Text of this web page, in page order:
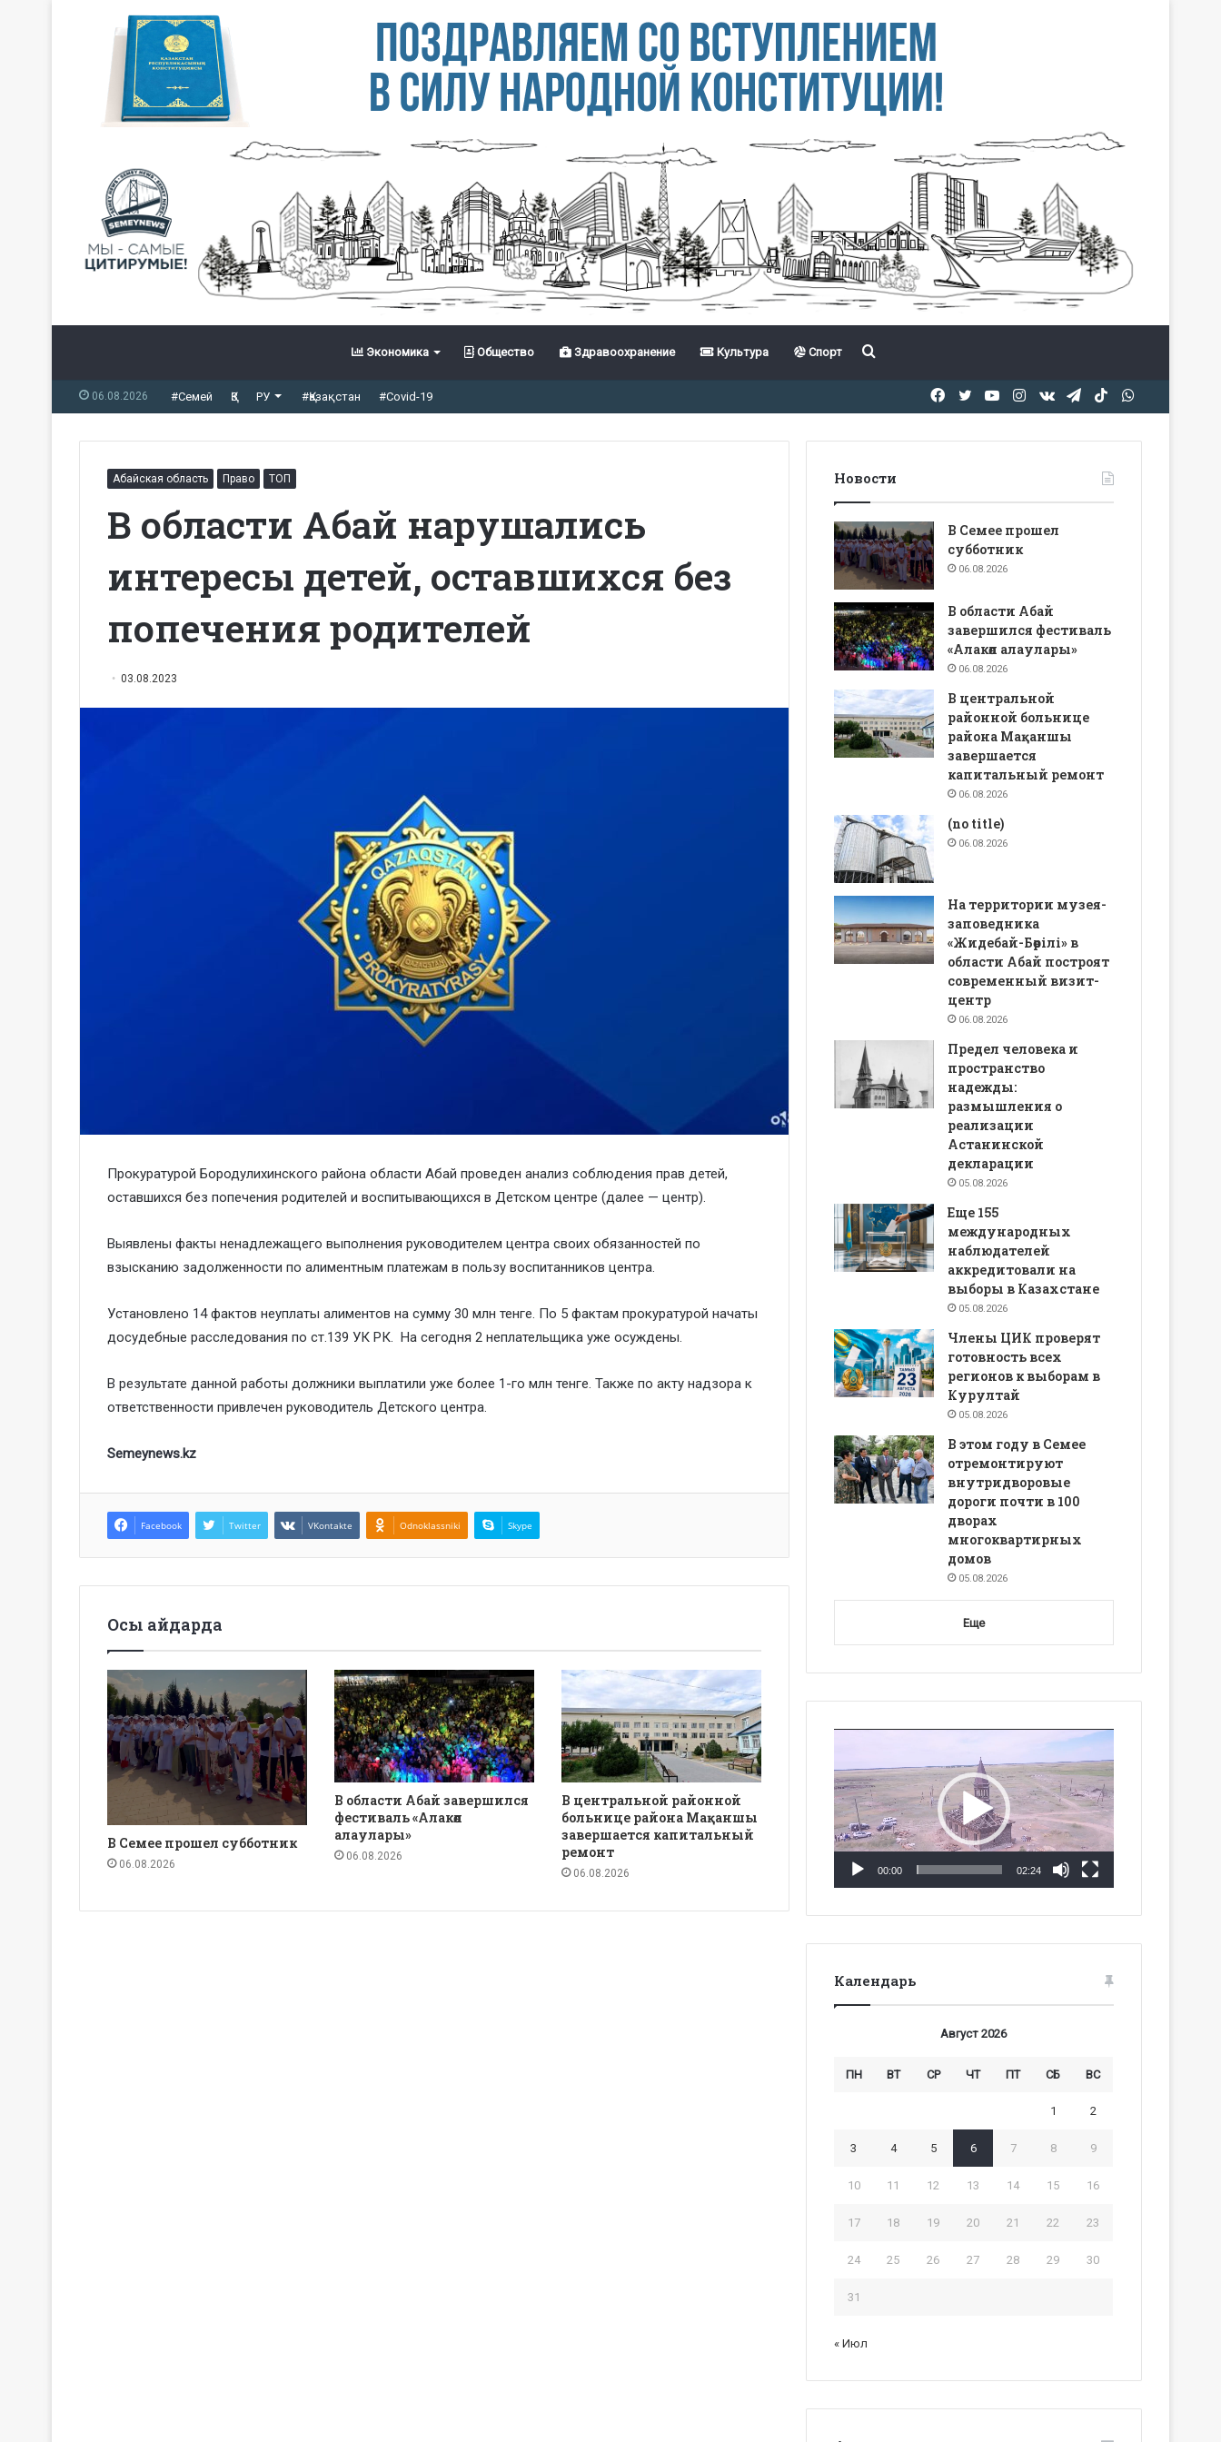
Экономика Общество Здравоохранение Культура Спорт Іздеу
06.08.2026 #Семей ҚЗ РУ #Қазақстан #Covid-19 TikTok
Telegram
vk.com
Instagram
YouTube
Twitter
Facebook
Абайская область Право ТОП
В области Абай нарушались
интересы детей, оставшихся без
попечения родителей
03.08.2023
Прокуратурой Бородулихинского района области Абай проведен анализ соблюдения прав детей,
оставшихся без попечения родителей и воспитывающихся в Детском центре (далее — центр).
Выявлены факты ненадлежащего выполнения руководителем центра своих обязанностей по
взысканию задолженности по алиментным платежам в пользу воспитанников центра.
Установлено 14 фактов неуплаты алиментов на сумму 30 млн тенге. По 5 фактам прокуратурой начаты
досудебные расследования по ст.139 УК РК. На сегодня 2 неплательщика уже осуждены.
В результате данной работы должники выплатили уже более 1-го млн тенге. Также по акту надзора к
ответственности привлечен руководитель Детского центра.
Semeynews.kz
Facebook Twitter VKontakte Odnoklassniki Skype
Осы айдарда
В Семее прошел субботник
06.08.2026
В области Абай завершился
фестиваль «Алакөл
алаулары»
06.08.2026
В центральной районной
больнице района Мақаншы
завершается капитальный
ремонт
06.08.2026
Новости
В Семее прошел
субботник
06.08.2026
В области Абай
завершился фестиваль
«Алакөл алаулары»
06.08.2026
В центральной
районной больнице
района Мақаншы
завершается
капитальный ремонт
06.08.2026
(no title)
06.08.2026
На территории музея-
заповедника
«Жидебай-Бөрілі» в
области Абай построят
современный визит-
центр
06.08.2026
Предел человека и
пространство
надежды:
размышления о
реализации
Астанинской
декларации
05.08.2026
Еще 155
международных
наблюдателей
аккредитовали на
выборы в Казахстане
05.08.2026
Члены ЦИК проверят
готовность всех
регионов к выборам в
Курултай
05.08.2026
В этом году в Семее
отремонтируют
внутридворовые
дороги почти в 100
дворах
многоквартирных
домов
05.08.2026
Еще
00:00 02:24
Календарь
Август 2026
ПН ВТ СР ЧТ ПТ СБ ВС
1 2
3 4 5 6 7 8 9
10 11 12 13 14 15 16
17 18 19 20 21 22 23
24 25 26 27 28 29 30
31
« Июл